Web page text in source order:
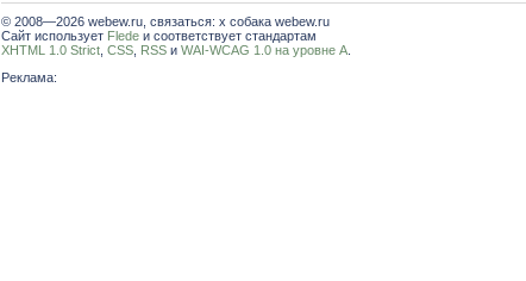
© 2008—2026 webew.ru, связаться: x собака webew.ru
Сайт использует Flede и соответствует стандартам
XHTML 1.0 Strict CSS RSS и WAI-WCAG 1.0 на уровне A
Реклама: